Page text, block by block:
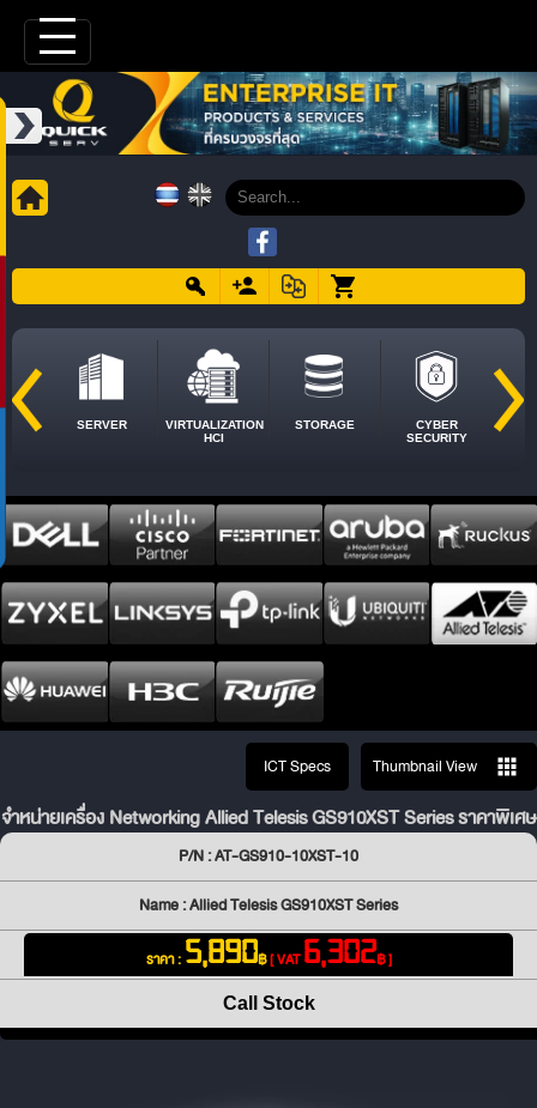
SERVER
VIRTUALIZATION
HCI
STORAGE
CYBER
SECURITY
ICT Specs Thumbnail View
จำหน่ายเครื่อง Networking Allied Telesis GS910XST Series ราคาพิเศษ
P/N : AT-GS910-10XST-10
Name : Allied Telesis GS910XST Series
ราคา : 5,890฿[ VAT6,302฿ ]
Call Stock